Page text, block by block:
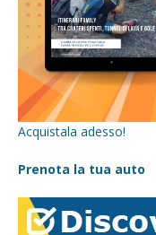
Acquistala adesso!
Prenota la tua auto